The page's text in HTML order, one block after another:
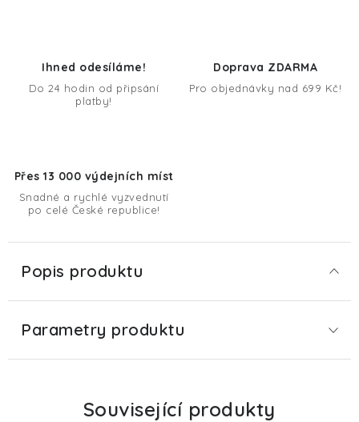
Ihned odesíláme!
Do 24 hodin od připsání
platby!
Doprava ZDARMA
Pro objednávky nad 699 Kč!
Přes 13 000 výdejních míst
Snadné a rychlé vyzvednutí
po celé České republice!
Popis produktu
Parametry produktu
Související produkty